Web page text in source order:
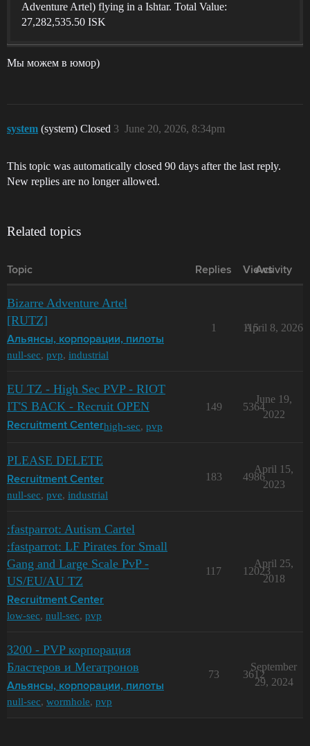
Adventure Artel) flying in a Ishtar. Total Value:
27,282,535.50 ISK
Мы можем в юмор)
system (system) Closed June 20, 2026, 8:34pm
3
This topic was automatically closed 90 days after the last reply.
New replies are no longer allowed.
Related topics
Topic Replies Views
Activity
Bizarre Adventure Artel
[RUTZ]
Альянсы, корпорации, пилоты
null-sec, pvp, industrial
1 115
April 8, 2026
EU TZ - High Sec PVP - RIOT
IT'S BACK - Recruit OPEN
Recruitment Centerhigh-sec, pvp
149 5364
June 19,
2022
PLEASE DELETE
Recruitment Center
null-sec, pve, industrial
183 4986
April 15,
2023
:fastparrot: Autism Cartel
:fastparrot: LF Pirates for Small
Gang and Large Scale PvP -
US/EU/AU TZ
Recruitment Center
low-sec, null-sec, pvp
117 12023
April 25,
2018
3200 - PVP корпорация
Бластеров и Мегатронов
Альянсы, корпорации, пилоты
null-sec, wormhole, pvp
73 3612
September
29, 2024